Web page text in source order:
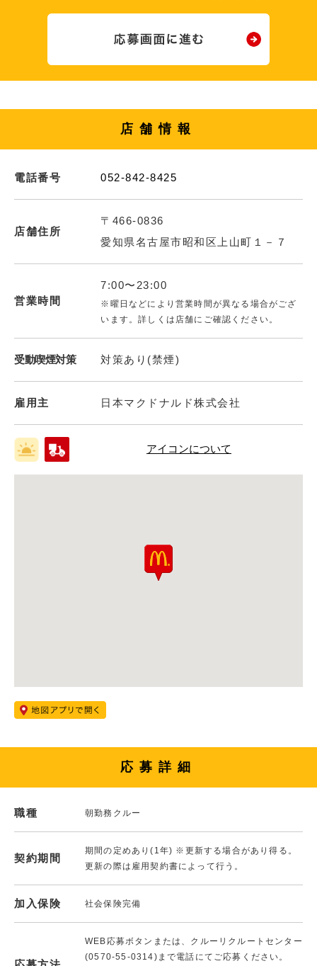
店舗情報
電話番号 052-842-8425
店舗住所
〒466-0836
愛知県名古屋市昭和区上山町１－７
営業時間
7:00〜23:00
※曜日などにより営業時間が異なる場合がござ
います。詳しくは店舗にご確認ください。
受動喫煙対策 対策あり(禁煙)
雇用主 日本マクドナルド株式会社
アイコンについて
応募詳細
職種 朝勤務クルー
契約期間
期間の定めあり(1年) ※更新する場合があり得る。
更新の際は雇用契約書によって行う。
加入保険 社会保険完備
WEB応募ボタンまたは、クルーリクルートセンター
(0570-55-0314)まで電話にてご応募ください。